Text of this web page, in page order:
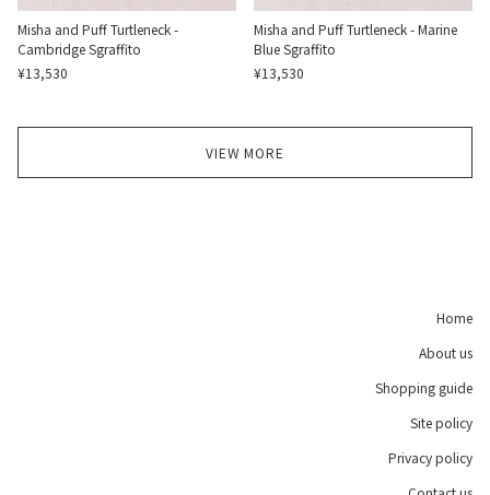
Misha and Puff Turtleneck -
Cambridge Sgraffito
¥13,530
Misha and Puff Turtleneck - Marine
Blue Sgraffito
¥13,530
VIEW MORE
Home
About us
Shopping guide
Site policy
Privacy policy